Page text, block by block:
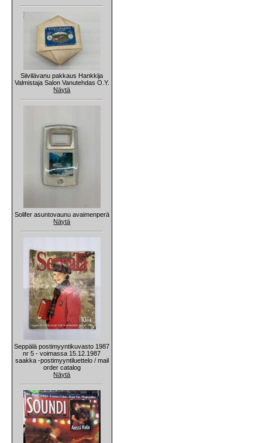
Siivilävanu pakkaus Hankkija
Valmistaja Salon Vanutehdas O.Y.
Näytä
Solifer asuntovaunu avaimenperä
Näytä
Seppälä postimyyntikuvasto 1987
nr 5 - voimassa 15.12.1987
saakka -postimyyntiluettelo / mail
order catalog
Näytä